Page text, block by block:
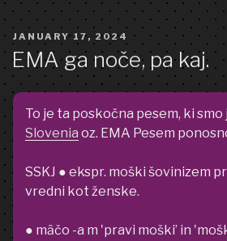
POSTED
ON
JANUARY 17, 2024
EMA ga noče, pa kaj.
To je ta poskočna pesem, ki smo
Slovenia oz. EMA Pesem
SSKJ ● ekspr. moški šovinizem
vredni kot ženske.
● mȃčo -a m ‛pravi moški’ in